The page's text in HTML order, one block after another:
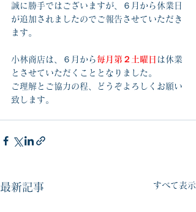
誠に勝手ではございますが、６月から休業日
が追加されましたのでご報告させていただき
ます。
小林商店は、６月から 毎月第２土曜日 は休業
とさせていただくこととなりました。
ご理解とご協力の程、どうぞよろしくお願い
致します。
最新記事 すべて表示